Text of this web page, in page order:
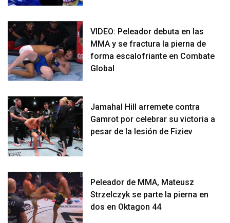
VIDEO: Peleador debuta en las
MMA y se fractura la pierna de
forma escalofriante en Combate
Global
Jamahal Hill arremete contra
Gamrot por celebrar su victoria a
pesar de la lesión de Fiziev
Peleador de MMA, Mateusz
Strzelczyk se parte la pierna en
dos en Oktagon 44